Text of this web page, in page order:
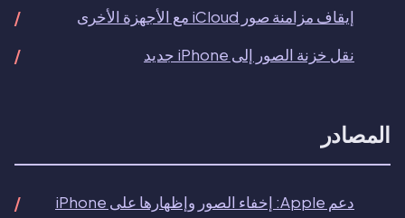
إيقاف مزامنة صور iCloud مع الأجهزة الأخرى
نقل خزنة الصور إلى iPhone جديد
المصادر
دعم Apple: إخفاء الصور وإظهارها على iPhone